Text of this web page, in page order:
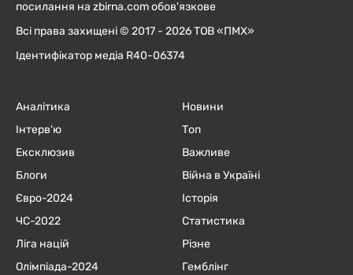
посилання на zbirna.com обов'язкове
Всі права захищені © 2017 - 2026 ТОВ «ПМХ»
Ідентифікатор медіа R40-06374
Аналітика
Інтерв'ю
Ексклюзив
Блоги
Євро-2024
ЧC-2022
Ліга націй
Олімпіада-2024
Новини
Топ
Важливе
Війна в Україні
Історія
Статистика
Різне
Гемблінг